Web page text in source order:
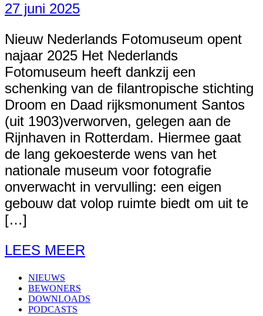
27 juni 2025
Nieuw Nederlands Fotomuseum opent
najaar 2025 Het Nederlands
Fotomuseum heeft dankzij een
schenking van de filantropische stichting
Droom en Daad rijksmonument Santos
(uit 1903)verworven, gelegen aan de
Rijnhaven in Rotterdam. Hiermee gaat
de lang gekoesterde wens van het
nationale museum voor fotografie
onverwacht in vervulling: een eigen
gebouw dat volop ruimte biedt om uit te
[…]
LEES MEER
NIEUWS
BEWONERS
DOWNLOADS
PODCASTS